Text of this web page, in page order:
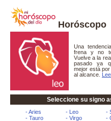
Horóscopo